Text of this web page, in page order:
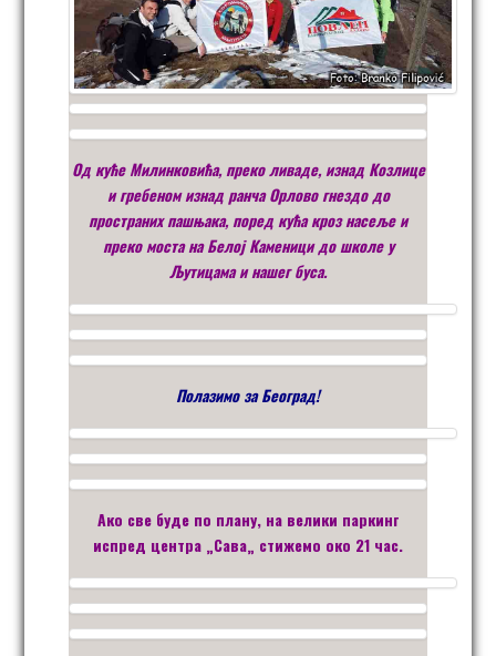
Од куће Милинковића, преко ливаде, изнад Козлице
и гребеном изнад ранча Орлово гнездо до
пространих пашњака, поред кућа кроз насеље и
преко моста на Белој Каменици до школе у
Љутицама и нашег буса.
Полазимо за Београд!
Ако све буде по плану, на велики паркинг
испред центра „Сава„ стижемо око 21 час.